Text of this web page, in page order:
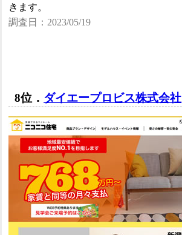
きます。
調査日：2023/05/19
8位． ダイエープロビス株式会社